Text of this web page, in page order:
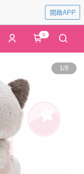
開啟APP
0
1/8